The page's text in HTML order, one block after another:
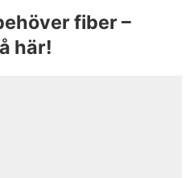
fiber –
här!